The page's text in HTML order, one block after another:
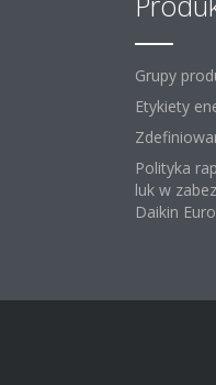
Grupy
Etykiety
Polityka
luk w
Daikin